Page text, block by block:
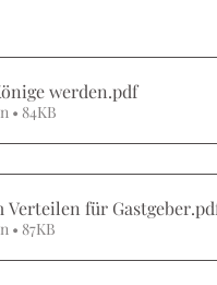
werden.pdf
• 84KB
Verteilen für Gastgeber
• 87KB